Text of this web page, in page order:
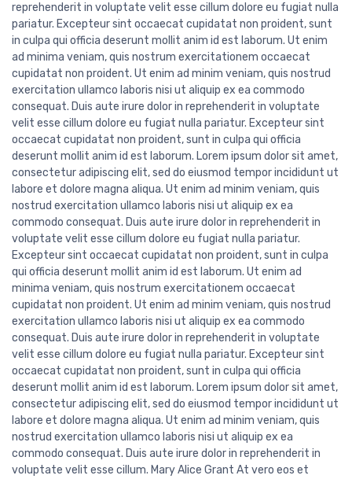
reprehenderit in voluptate velit esse cillum dolore eu fugiat nulla
pariatur. Excepteur sint occaecat cupidatat non proident, sunt
in culpa qui officia deserunt mollit anim id est laborum. Ut enim
ad minima veniam, quis nostrum exercitationem occaecat
cupidatat non proident. Ut enim ad minim veniam, quis nostrud
exercitation ullamco laboris nisi ut aliquip ex ea commodo
consequat. Duis aute irure dolor in reprehenderit in voluptate
velit esse cillum dolore eu fugiat nulla pariatur. Excepteur sint
occaecat cupidatat non proident, sunt in culpa qui officia
deserunt mollit anim id est laborum. Lorem ipsum dolor sit amet,
consectetur adipiscing elit, sed do eiusmod tempor incididunt ut
labore et dolore magna aliqua. Ut enim ad minim veniam, quis
nostrud exercitation ullamco laboris nisi ut aliquip ex ea
commodo consequat. Duis aute irure dolor in reprehenderit in
voluptate velit esse cillum dolore eu fugiat nulla pariatur.
Excepteur sint occaecat cupidatat non proident, sunt in culpa
qui officia deserunt mollit anim id est laborum. Ut enim ad
minima veniam, quis nostrum exercitationem occaecat
cupidatat non proident. Ut enim ad minim veniam, quis nostrud
exercitation ullamco laboris nisi ut aliquip ex ea commodo
consequat. Duis aute irure dolor in reprehenderit in voluptate
velit esse cillum dolore eu fugiat nulla pariatur. Excepteur sint
occaecat cupidatat non proident, sunt in culpa qui officia
deserunt mollit anim id est laborum. Lorem ipsum dolor sit amet,
consectetur adipiscing elit, sed do eiusmod tempor incididunt ut
labore et dolore magna aliqua. Ut enim ad minim veniam, quis
nostrud exercitation ullamco laboris nisi ut aliquip ex ea
commodo consequat. Duis aute irure dolor in reprehenderit in
voluptate velit esse cillum. Mary Alice Grant At vero eos et